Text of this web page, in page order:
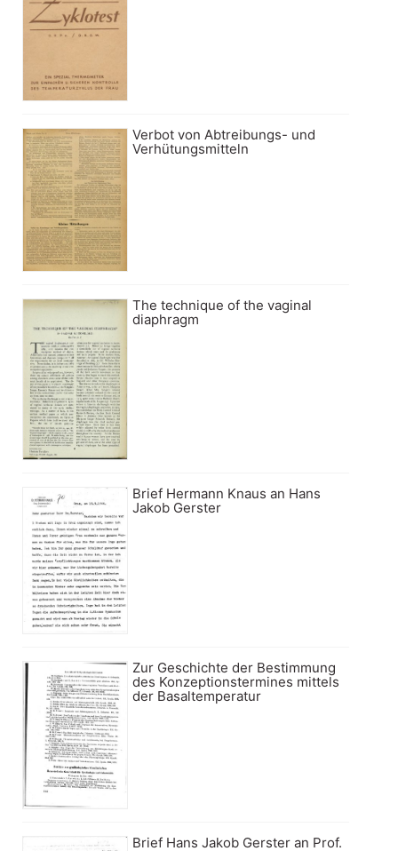
Verbot von Abtreibungs- und
Verhütungsmitteln
The technique of the vaginal
diaphragm
Brief Hermann Knaus an Hans
Jakob Gerster
Zur Geschichte der Bestimmung
des Konzeptionstermines mittels
der Basaltemperatur
Brief Hans Jakob Gerster an Prof.